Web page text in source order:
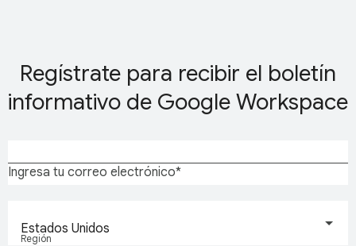
Regístrate para recibir el boletín
informativo de Google Workspace
Ingresa tu correo electrónico
Región
Estados Unidos